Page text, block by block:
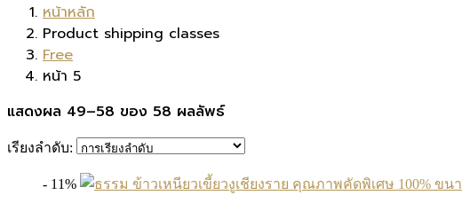
หน้าหลัก
Product shipping classes
Free
หน้า 5
แสดงผล 49–58 ของ 58 ผลลัพธ์
เรียงลำดับ:
- 11%